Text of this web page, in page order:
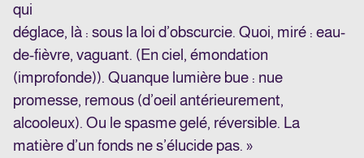
qui
déglace, là : sous la loi d’obscurcie. Quoi, miré : eau-
de-fièvre, vaguant. (En ciel, émondation
(improfonde)). Quanque lumière bue : nue
promesse, remous (d’oeil antérieurement,
alcooleux). Ou le spasme gelé, réversible. La
matière d’un fonds ne s’élucide pas. »